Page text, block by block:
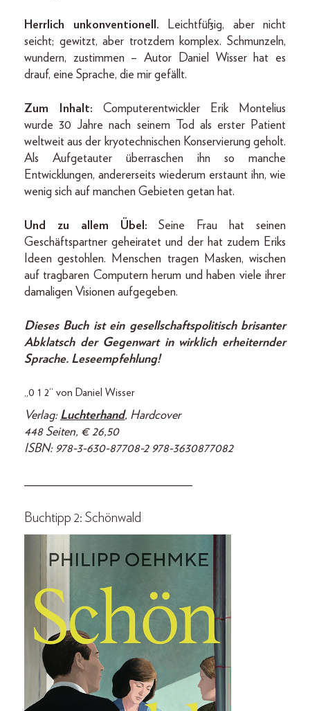
Herrlich unkonventionell.
Leichtfüßig, aber nicht
seicht; gewitzt, aber trotzdem komplex. Schmunzeln,
wundern, zustimmen – Autor Daniel Wisser hat es
drauf, eine Sprache, die mir gefällt.
Zum Inhalt: Computerentwickler Erik Montelius
wurde 30 Jahre nach seinem Tod als erster Patient
weltweit aus der kryotechnischen Konservierung geholt.
Als Aufgetauter überraschen ihn so manche
Entwicklungen, andererseits wiederum erstaunt ihn, wie
wenig sich auf manchen Gebieten getan hat.
Und zu allem Übel:Seine Frau hat seinen
Geschäftspartner geheiratet und der hat zudem Eriks
Ideen gestohlen. Menschen tragen Masken, wischen
auf tragbaren Computern he­rum und haben viele ihrer
damaligen Visionen aufgegeben.
Dieses Buch ist ein gesellschaftspolitisch brisanter
Abklatsch der Gegenwart in wirklich erheiternder
Sprache. Leseempfehlung!
„0 1 2“ von Daniel Wisser
Verlag: Luchterhand, Hardcover
448 Seiten, € 26,50
ISBN: 978-3-630-87708-2 978-3630877082
___________________________
Buchtipp 2: Schönwald